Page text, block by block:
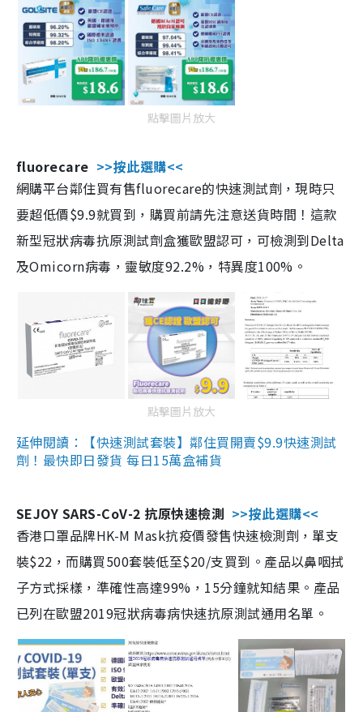
點擊圖片放大
fluorecare >>按此選購<<
網購平台鄰住買有售fluorecare的快速測試劑，現時只
要超低價$9.9就買到，購買前請先注意送貨時間！這款
新型冠狀病毒抗原測試劑盒獲歐盟認可，可檢測到Delta
及Omicorn病毒，靈敏度92.2%，特異度100%。
點擊圖片放大
延伸閱讀：【快速測試套裝】鄰住買開賣$9.9快速測試
劑！最快即日發貨 每日15萬盒補貨
SEJOY SARS-CoV-2 抗原快速檢測 >>按此選購<<
香港口罩品牌HK-M Mask抗疫價發售快速檢測劑，單支
裝$22，而購買500套裝低至$20/支買到。產品以鼻咽拭
子方式採樣，準確性高達99%，15分鐘就知結果。產品
已列在歐盟2019冠狀病毒病快速抗原測試通用名單。